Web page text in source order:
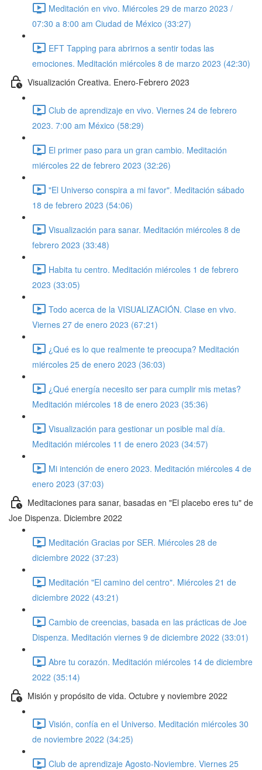
Meditación en vivo. Miércoles 29 de marzo 2023 /
07:30 a 8:00 am Ciudad de México (33:27)
EFT Tapping para abrirnos a sentir todas las
emociones. Meditación miércoles 8 de marzo 2023 (42:30)
Visualización Creativa. Enero-Febrero 2023
Club de aprendizaje en vivo. Viernes 24 de febrero
2023. 7:00 am México (58:29)
El primer paso para un gran cambio. Meditación
miércoles 22 de febrero 2023 (32:26)
"El Universo conspira a mi favor". Meditación sábado
18 de febrero 2023 (54:06)
Visualización para sanar. Meditación miércoles 8 de
febrero 2023 (33:48)
Habita tu centro. Meditación miércoles 1 de febrero
2023 (33:05)
Todo acerca de la VISUALIZACIÓN. Clase en vivo.
Viernes 27 de enero 2023 (67:21)
¿Qué es lo que realmente te preocupa? Meditación
miércoles 25 de enero 2023 (36:03)
¿Qué energía necesito ser para cumplir mis metas?
Meditación miércoles 18 de enero 2023 (35:36)
Visualización para gestionar un posible mal día.
Meditación miércoles 11 de enero 2023 (34:57)
Mi intención de enero 2023. Meditación miércoles 4 de
enero 2023 (37:03)
Meditaciones para sanar, basadas en "El placebo eres tu" de
Joe Dispenza. Diciembre 2022
Meditación Gracias por SER. Miércoles 28 de
diciembre 2022 (37:23)
Meditación "El camino del centro". Miércoles 21 de
diciembre 2022 (43:21)
Cambio de creencias, basada en las prácticas de Joe
Dispenza. Meditación viernes 9 de diciembre 2022 (33:01)
Abre tu corazón. Meditación miércoles 14 de diciembre
2022 (35:14)
Misión y propósito de vida. Octubre y noviembre 2022
Visión, confía en el Universo. Meditación miércoles 30
de noviembre 2022 (34:25)
Club de aprendizaje Agosto-Noviembre. Viernes 25